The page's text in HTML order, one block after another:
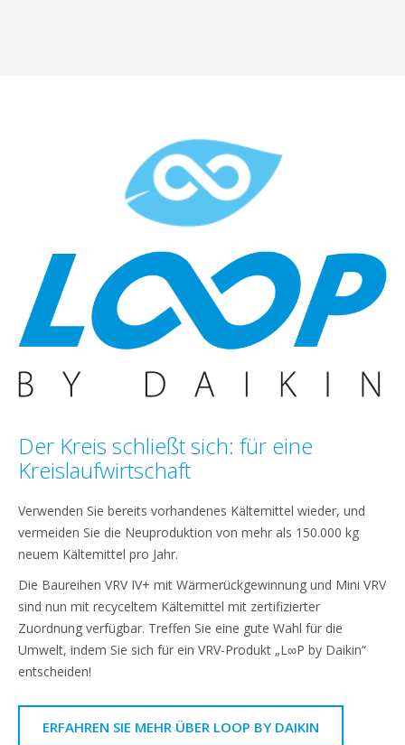
Der Kreis schließt sich: für eine
Kreislaufwirtschaft
Verwenden Sie bereits vorhandenes Kältemittel wieder, und
vermeiden Sie die Neuproduktion von mehr als 150.000 kg
neuem Kältemittel pro Jahr.
Die Baureihen VRV IV+ mit Wärmerückgewinnung und Mini VRV
sind nun mit recyceltem Kältemittel mit zertifizierter
Zuordnung verfügbar. Treffen Sie eine gute Wahl für die
Umwelt, indem Sie sich für ein VRV-Produkt „L∞P by Daikin“
entscheiden!
ERFAHREN SIE MEHR ÜBER LOOP BY DAIKIN